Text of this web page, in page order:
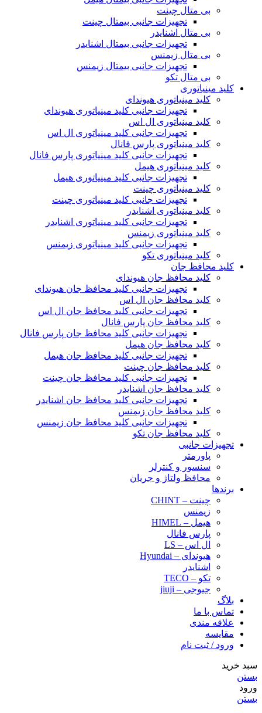
بی متال چینت
تجهیزات جانبی بیمتال چینت
بی متال اشنایدر
تجهیزات جانبی بیمتال اشنایدر
بی متال زیمنس
تجهیزات جانبی بیمتال زیمنس
بی متال تکو
کلید مینیاتوری
کلید مینیاتوری هیوندای
تجهیزات جانبی کلید مینیاتوری هیوندای
کلید مینیاتوری ال اس
تجهیزات جانبی کلید مینیاتوری ال اس
کلید مینیاتوری پارس فانال
تجهیزات جانبی کلید مینیاتوری پارس فانال
کلید مینیاتوری هیمل
تجهیزات جانبی کلید مینیاتوری هیمل
کلید مینیاتوری چینت
تجهیزات جانبی کلید مینیاتوری چینت
کلید مینیاتوری اشنایدر
تجهیزات جانبی کلید مینیاتوری اشنایدر
کلید مینیاتوری زیمنس
تجهیزات جانبی کلید مینیاتوری زیمنس
کلید مینیاتوری تکو
کلید محافظ جان
کلید محافظ جان هیوندای
تجهیزات جانبی کلید محافظ جان هیوندای
کلید محافظ جان ال اس
تجهیزات جانبی کلید محافظ جان ال اس
کلید محافظ جان پارس فانال
تجهیزات جانبی کلید محافظ جان پارس فانال
کلید محافظ جان هیمل
تجهیزات جانبی کلید محافظ جان هیمل
کلید محافظ جان چینت
تجهیزات جانبی کلید محافظ جان چینت
کلید محافظ جان اشنایدر
تجهیزات جانبی کلید محافظ جان اشنایدر
کلید محافظ جان زیمنس
تجهیزات جانبی کلید محافظ جان زیمنس
کلید محافظ جان تکو
تجهیزات جانبی
پاورمتر
سنسور و کنترلر
محافظ ولتاژ و‌ جریان
برندها
چینت – CHINT
زیمنس
هیمل – HIMEL
پارس فانال
ال اس – LS
هیوندای – Hyundai
اشنایدر
تکو – TECO
جیوجی – jiuji
بلاگ
تماس با ما
علاقه مندی
مقایسه
ورود / ثبت نام
سبد خرید
بستن
ورود
بستن